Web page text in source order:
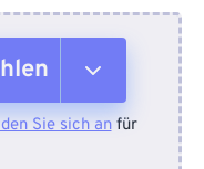
Sie sich anfür